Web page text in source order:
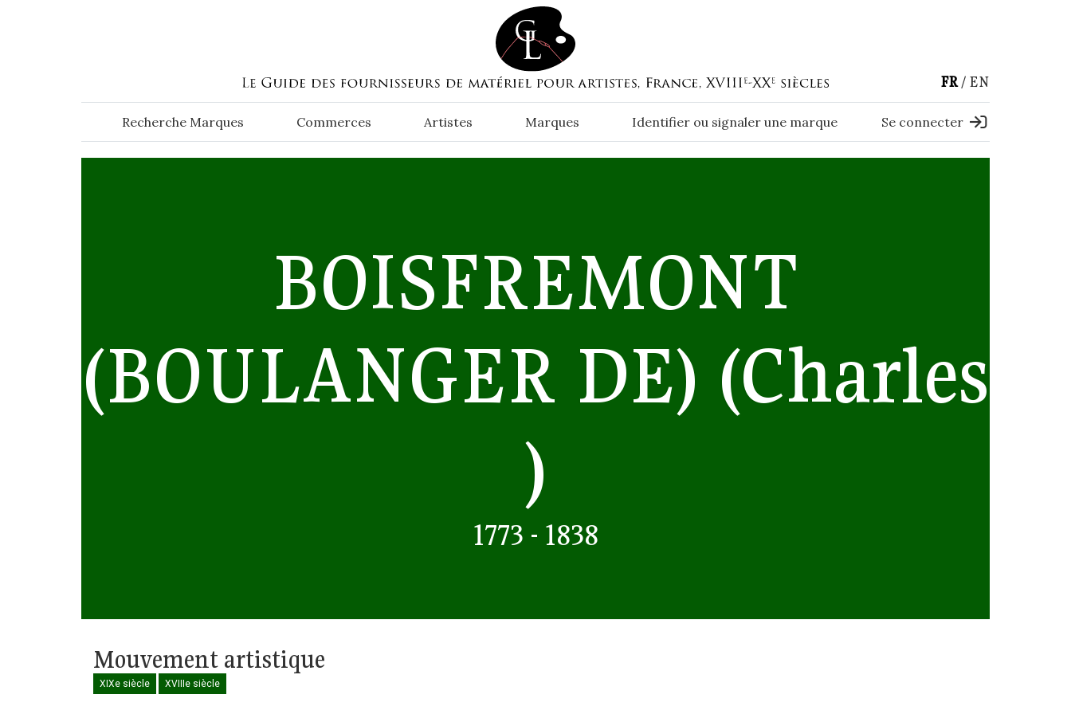
FR EN
Recherche Marques Commerces Artistes Marques Identifier ou signaler une marque Se connecter
BOISFREMONT
(BOULANGER DE) (Charles
)
1773 - 1838
Mouvement artistique
XIXe siècle XVIIIe siècle